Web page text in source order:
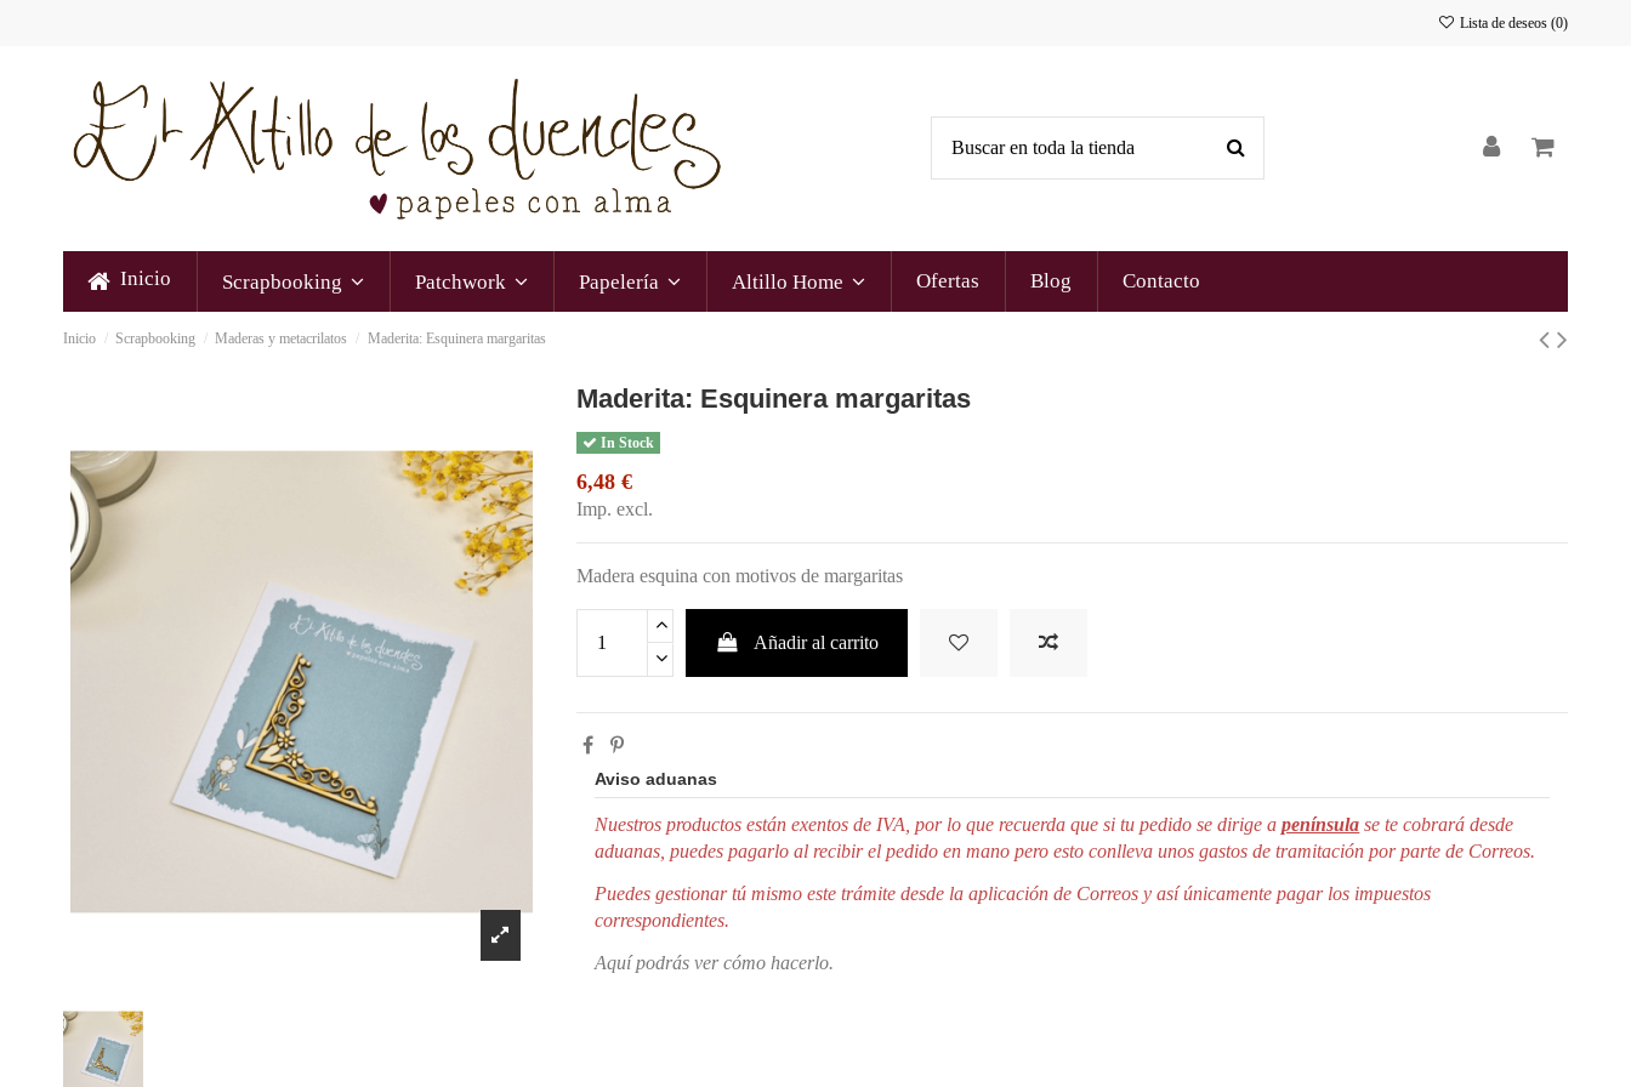
Lista de deseos (0)
Inicio Scrapbooking Patchwork Papelería Altillo Home Ofertas Blog Contacto
Inicio Scrapbooking Maderas y metacrilatos Maderita: Esquinera margaritas
Maderita: Esquinera margaritas
In Stock
6,48 €
Imp. excl.
Madera esquina con motivos de margaritas
Añadir al carrito
Aviso aduanas
Nuestros productos están exentos de IVA, por lo que recuerda que si tu pedido se dirige apenínsula se te cobrará desde
aduanas, puedes pagarlo al recibir el pedido en mano pero esto conlleva unos gastos de tramitación por parte de Correos.
Puedes gestionar tú mismo este trámite desde la aplicación de Correos y así únicamente pagar los impuestos
correspondientes.
Aquí podrás ver cómo hacerlo.